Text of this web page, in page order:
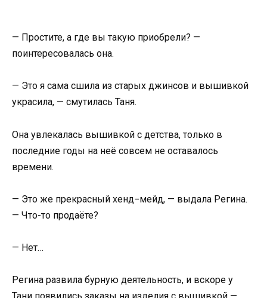
— Простите, а где вы такую приобрели? —
поинтересовалась она.
— Это я сама сшила из старых джинсов и вышивкой
украсила, — смутилась Таня.
Она увлекалась вышивкой с детства, только в
последние годы на неё совсем не оставалось
времени.
— Это же прекрасный хенд−мейд, — выдала Регина.
— Что-то продаёте?
— Нет…
Регина развила бурную деятельность, и вскоре у